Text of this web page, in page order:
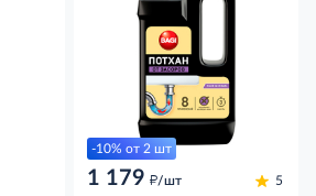
-10% от 2 шт
1 179 д/шт 5